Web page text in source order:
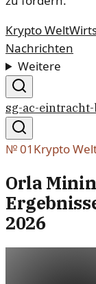
Krypto Welt
Nachrichten
Weitere
sg-ac-
№01 Krypto
Orla
2026